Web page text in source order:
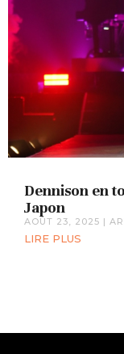
Dennison en
Japon
AOÛT 23, 2025 |
LIRE PLUS